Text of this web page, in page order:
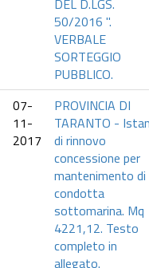
DEL D.LGS.
50/2016 ".
VERBALE
SORTEGGIO
PUBBLICO.
07-
11-
2017
PROVINCIA DI
TARANTO -
di rinnovo
concessione per
mantenimento di
condotta
sottomarina. Mq
4221,12. Testo
completo in
allegato.